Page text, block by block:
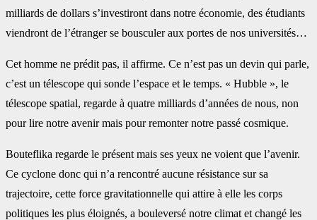
milliards de dollars s’investiront dans notre économie, des étudiants
viendront de l’étranger se bousculer aux portes de nos universités…
Cet homme ne prédit pas, il affirme. Ce n’est pas un devin qui parle,
c’est un télescope qui sonde l’espace et le temps. « Hubble », le
télescope spatial, regarde à quatre milliards d’années de nous, non
pour lire notre avenir mais pour remonter notre passé cosmique.
Bouteflika regarde le présent mais ses yeux ne voient que l’avenir.
Ce cyclone donc qui n’a rencontré aucune résistance sur sa
trajectoire, cette force gravitationnelle qui attire à elle les corps
politiques les plus éloignés, a bouleversé notre climat et changé les